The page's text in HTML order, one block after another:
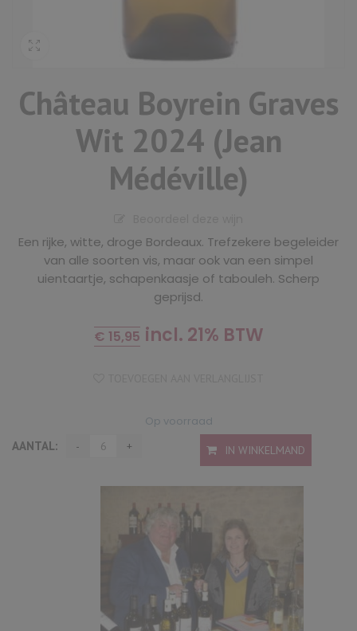
Château Boyrein Graves
Wit 2024 (Jean
Médéville)
Een rijke, witte, droge Bordeaux. Trefzekere begeleider
van alle soorten vis, maar ook van een simpel
uientaartje, schapenkaasje of tabouleh. Scherp
geprijsd.
€ 15,95 incl. 21% BTW
Op voorraad
AANTAL:
IN WINKELMAND